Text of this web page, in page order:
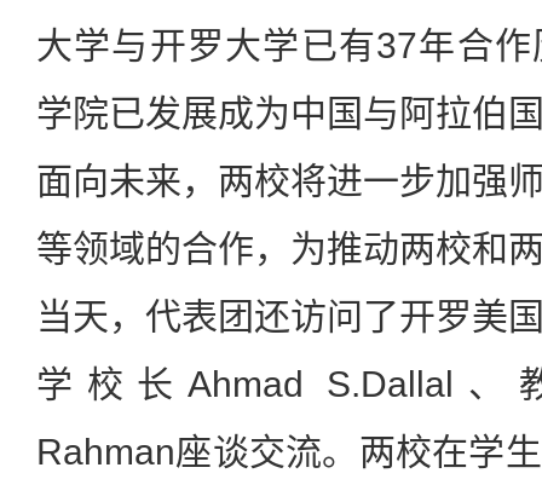
大学与开罗大学已有37年合
学院已发展成为中国与阿拉伯
面向未来，两校将进一步加强
等领域的合作，为推动两校和
当天，代表团还访问了开罗美
学校长Ahmad S.Dallal、
Rahman座谈交流。两校在学